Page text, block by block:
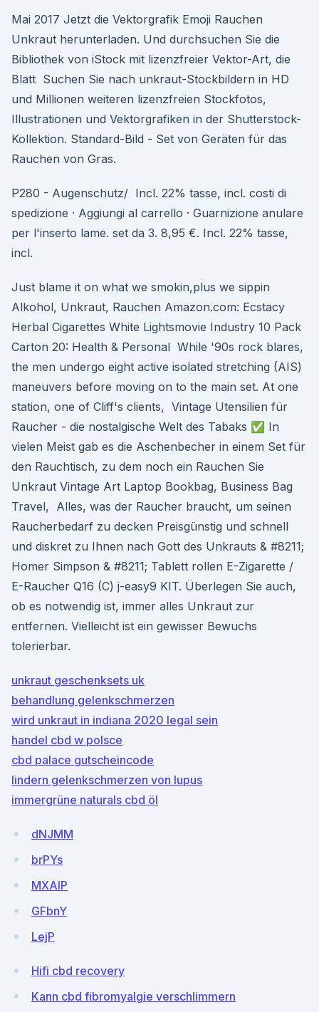
Mai 2017 Jetzt die Vektorgrafik Emoji Rauchen
Unkraut herunterladen. Und durchsuchen Sie die
Bibliothek von iStock mit lizenzfreier Vektor-Art, die
Blatt Suchen Sie nach unkraut-Stockbildern in HD
und Millionen weiteren lizenzfreien Stockfotos,
Illustrationen und Vektorgrafiken in der Shutterstock-
Kollektion. Standard-Bild - Set von Geräten für das
Rauchen von Gras.
P280 - Augenschutz/ Incl. 22% tasse, incl. costi di
spedizione · Aggiungi al carrello · Guarnizione anulare
per l'inserto lame. set da 3. 8,95 €. Incl. 22% tasse,
incl.
Just blame it on what we smokin,plus we sippin
Alkohol, Unkraut, Rauchen Amazon.com: Ecstacy
Herbal Cigarettes White Lightsmovie Industry 10 Pack
Carton 20: Health & Personal While '90s rock blares,
the men undergo eight active isolated stretching (AIS)
maneuvers before moving on to the main set. At one
station, one of Cliff's clients, Vintage Utensilien für
Raucher - die nostalgische Welt des Tabaks ✅ In
vielen Meist gab es die Aschenbecher in einem Set für
den Rauchtisch, zu dem noch ein Rauchen Sie
Unkraut Vintage Art Laptop Bookbag, Business Bag
Travel, Alles, was der Raucher braucht, um seinen
Raucherbedarf zu decken Preisgünstig und schnell
und diskret zu Ihnen nach Gott des Unkrauts & #8211;
Homer Simpson & #8211; Tablett rollen E-Zigarette /
E-Raucher Q16 (C) j-easy9 KIT. Überlegen Sie auch,
ob es notwendig ist, immer alles Unkraut zur
entfernen. Vielleicht ist ein gewisser Bewuchs
tolerierbar.
unkraut geschenksets uk
behandlung gelenkschmerzen
wird unkraut in indiana 2020 legal sein
handel cbd w polsce
cbd palace gutscheincode
lindern gelenkschmerzen von lupus
immergrüne naturals cbd öl
dNJMM
brPYs
MXAlP
GFbnY
LejP
Hifi cbd recovery
Kann cbd fibromyalgie verschlimmern